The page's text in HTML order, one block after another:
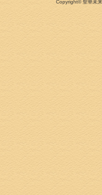
Copyright©聖華未